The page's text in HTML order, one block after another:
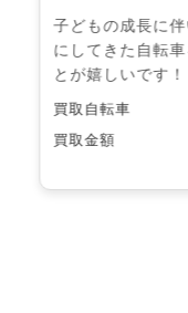
子どもの成長に
にしてきた自転
とが嬉しいです！
買取自転車
買取金額